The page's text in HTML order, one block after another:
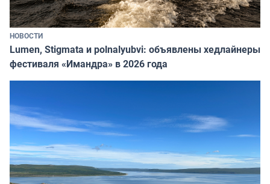
НОВОСТИ
Lumen, Stigmata и polnalyubvi: объявлены хедлайнеры
фестиваля «Имандра» в 2026 года